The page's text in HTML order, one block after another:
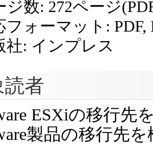
ジ数: 272ページ
フォーマット: PDF,
社: インプレス
読者
ESXiの移行先
製品の移行先